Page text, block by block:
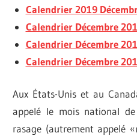
Calendrier 2019
Calendrier Décembre
Calendrier Décembre
Calendrier Décembre
Aux États-Unis et au
appelé le mois national
rasage (autrement appelé